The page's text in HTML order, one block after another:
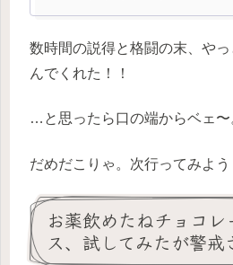
数時間の説得と格闘の末、や
んでくれた！！
…と思ったら口の端からベェ〜
だめだこりゃ。次行ってみよう
お薬飲めたねチョコ
ス、試してみたが警戒